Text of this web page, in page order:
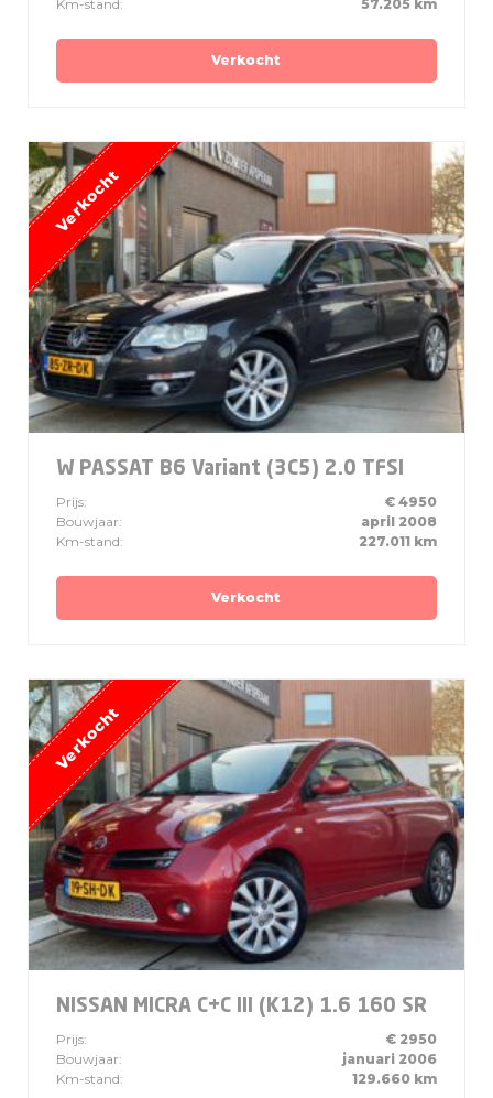
Km-stand:
57.205 km
Verkocht
W PASSAT B6 Variant (3C5) 2.0 TFSI
Prijs:
€ 4950
Bouwjaar:
april 2008
Km-stand:
227.011 km
Verkocht
NISSAN MICRA C+C III (K12) 1.6 160 SR
Prijs:
€ 2950
Bouwjaar:
januari 2006
Km-stand:
129.660 km